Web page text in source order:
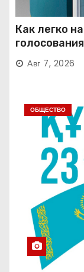
Как легко
голосования
Авг 7, 2026
ОБЩЕСТВО